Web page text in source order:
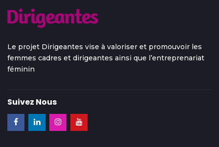
Le projet Dirigeantes vise à valoriser et promouvoir les
femmes cadres et dirigeantes ainsi que l’entreprenariat
féminin
Suivez Nous